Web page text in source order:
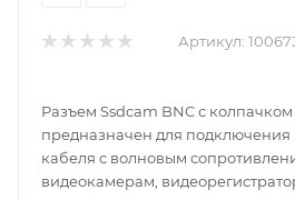
Артикул:
Разъем Ssdcam BNC с колпачком
предназначен для подключения
кабеля c волновым
видеокамерам,